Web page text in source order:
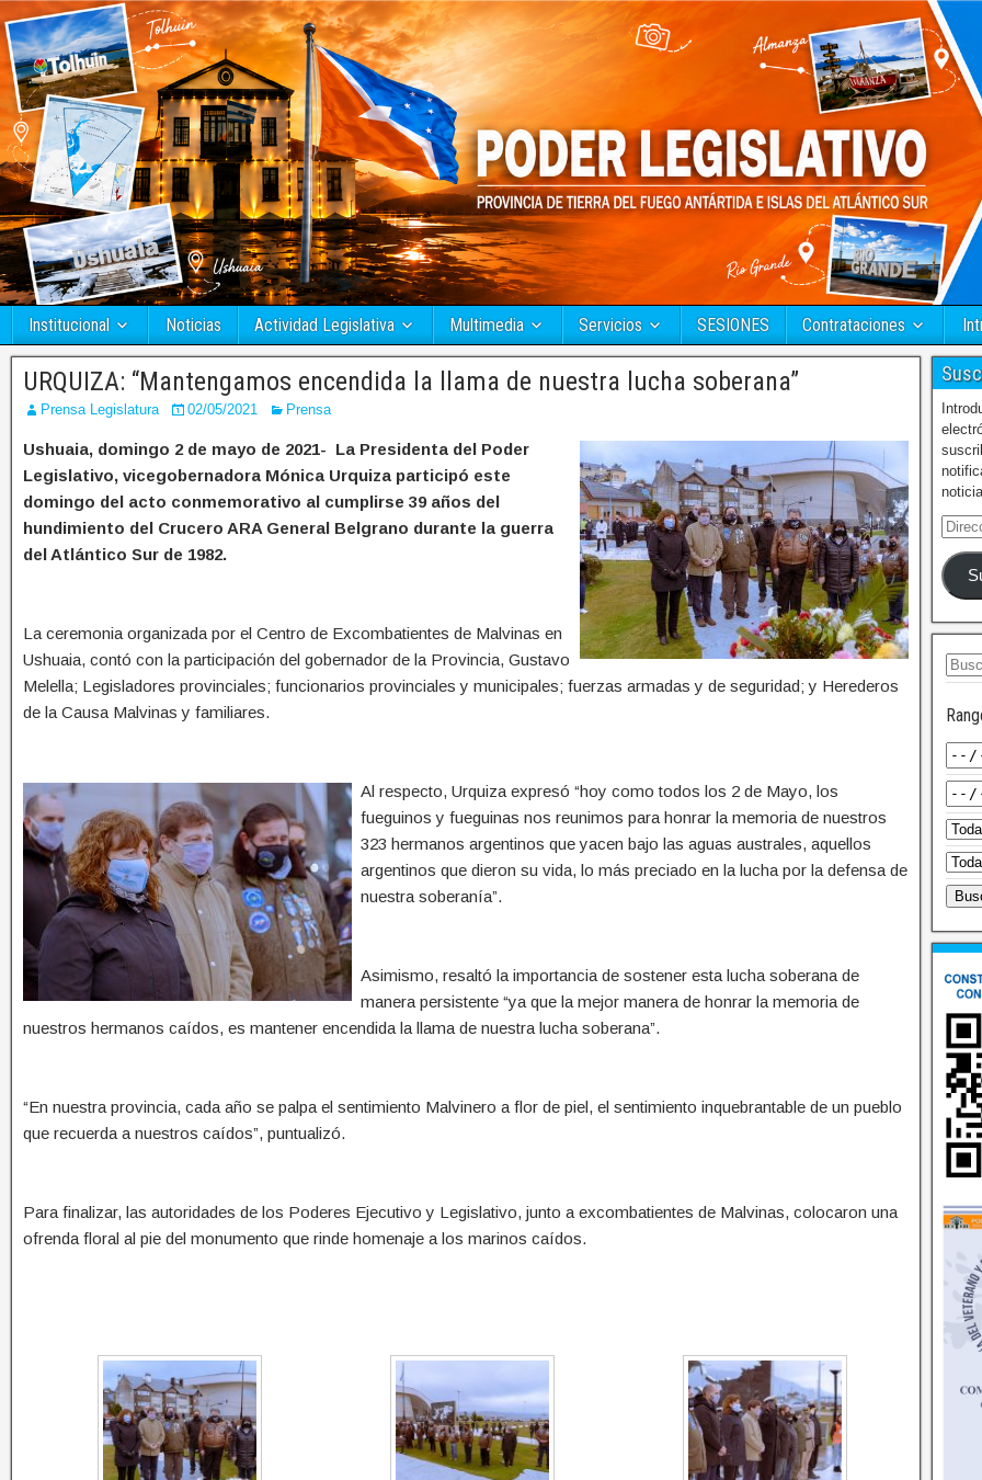
Institucional Noticias Actividad Legislativa Multimedia Servicios SESIONES Contrataciones
URQUIZA: “Mantengamos encendida la llama de nuestra lucha soberana”
Prensa Legislatura 02/05/2021 Prensa
Ushuaia, domingo 2 de mayo de 2021- La Presidenta del Poder
Legislativo, vicegobernadora Mónica Urquiza participó este
domingo del acto conmemorativo al cumplirse 39 años del
hundimiento del Crucero ARA General Belgrano durante la guerra
del Atlántico Sur de 1982.
La ceremonia organizada por el Centro de Excombatientes de Malvinas en
Ushuaia, contó con la participación del gobernador de la Provincia, Gustavo
Melella; Legisladores provinciales; funcionarios provinciales y municipales; fuerzas armadas y de seguridad; y Herederos
de la Causa Malvinas y familiares.
Al respecto, Urquiza expresó “hoy como todos los 2 de Mayo, los
fueguinos y fueguinas nos reunimos para honrar la memoria de nuestros
323 hermanos argentinos que yacen bajo las aguas australes, aquellos
argentinos que dieron su vida, lo más preciado en la lucha por la defensa de
nuestra soberanía”.
Asimismo, resaltó la importancia de sostener esta lucha soberana de
manera persistente “ya que la mejor manera de honrar la memoria de
nuestros hermanos caídos, es mantener encendida la llama de nuestra lucha soberana”.
“En nuestra provincia, cada año se palpa el sentimiento Malvinero a flor de piel, el sentimiento inquebrantable de un pueblo
que recuerda a nuestros caídos”, puntualizó.
Para finalizar, las autoridades de los Poderes Ejecutivo y Legislativo, junto a excombatientes de Malvinas, colocaron una
ofrenda floral al pie del monumento que rinde homenaje a los marinos caídos.